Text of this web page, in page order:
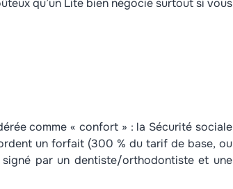
qu’un Lite bien négocié surtout si vous
comme « confort » : la Sécurité sociale
un forfait (300 % du tarif de base, ou
signé par un dentiste/orthodontiste et une